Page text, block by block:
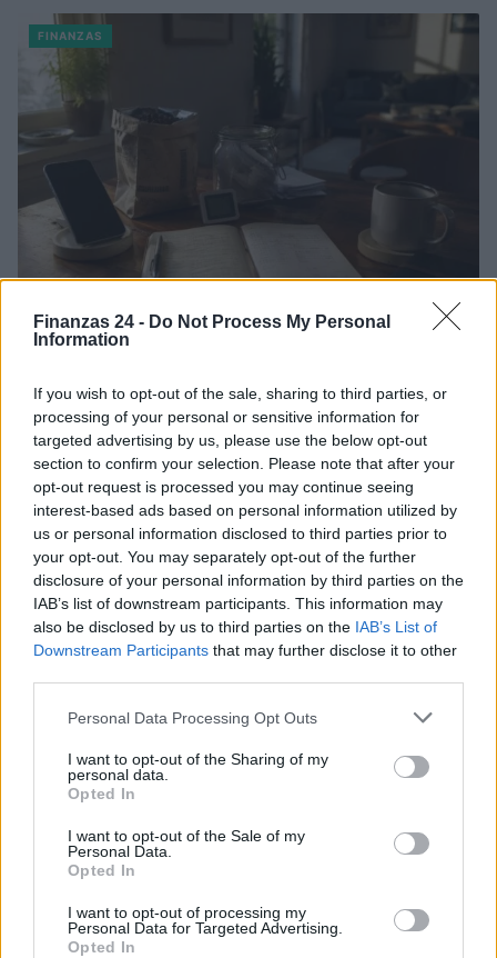
Finanzas 24 - Do Not Process My Personal
Information
If you wish to opt-out of the sale, sharing to third parties, or
processing of your personal or sensitive information for
targeted advertising by us, please use the below opt-out
section to confirm your selection. Please note that after your
opt-out request is processed you may continue seeing
interest-based ads based on personal information utilized by
us or personal information disclosed to third parties prior to
your opt-out. You may separately opt-out of the further
disclosure of your personal information by third parties on the
IAB’s list of downstream participants. This information may
also be disclosed by us to third parties on the IAB’s List of
Downstream Participants that may further disclose it to other
Please note that this website/app uses one or more Google
not limited to your visit or usage behaviour. You may click to
grant or deny consent to Google and its third-party tags to
use your data for below specified purposes in below Google
consent section.
Personal Data Processing Opt Outs
I want to opt-out of the Sharing of my
personal data.
Opted In
I want to opt-out of the Sale of my
Personal Data.
Opted In
I want to opt-out of processing my
Personal Data for Targeted Advertising.
Opted In
FINANZAS
Identifica y elimina suscripciones, fees y compras impulsivas
FINANZAS
Cómo la crisis de refino está afectando los precios de la
gasolina y el diésel
Lucía Herrera · 7 Ago 2026